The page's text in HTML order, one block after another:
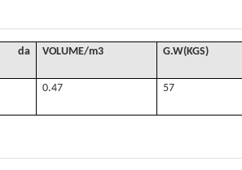
da
VOLUME/m3 G.W(KGS)
0.47 57